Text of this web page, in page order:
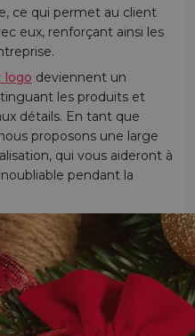
ce qui permet au client
eux, renforçant ainsi les
logo deviennent un
les produits et
détails. En tant que
proposons une large
qui vous aideront à
pendant la